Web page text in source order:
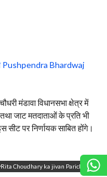
Pushpendra Bhardwaj
मंडावा विधानसभा क्षेत्र में
जाट मतदाताओं के प्रति भी
पर निर्णायक साबित होंगे।
Rita Choudhary ka jivan Parichay